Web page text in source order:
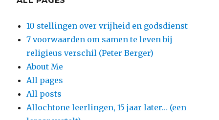
10 stellingen over vrijheid en godsdienst
7 voorwaarden om samen te leven bij
religieus verschil (Peter Berger)
About Me
All pages
All posts
Allochtone leerlingen, 15 jaar later… (een